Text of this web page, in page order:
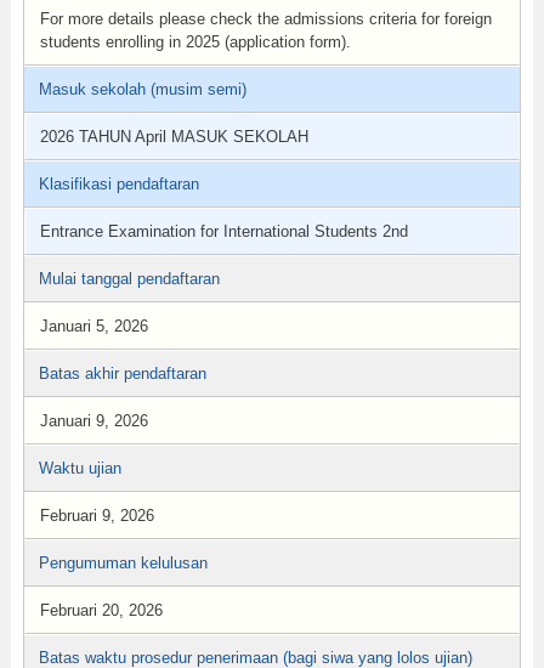
For more details please check the admissions criteria for foreign
students enrolling in 2025 (application form).
Masuk sekolah (musim semi)
2026 TAHUN April MASUK SEKOLAH
Klasifikasi pendaftaran
Entrance Examination for International Students 2nd
Mulai tanggal pendaftaran
Januari 5, 2026
Batas akhir pendaftaran
Januari 9, 2026
Waktu ujian
Februari 9, 2026
Pengumuman kelulusan
Februari 20, 2026
Batas waktu prosedur penerimaan (bagi siwa yang lolos ujian)